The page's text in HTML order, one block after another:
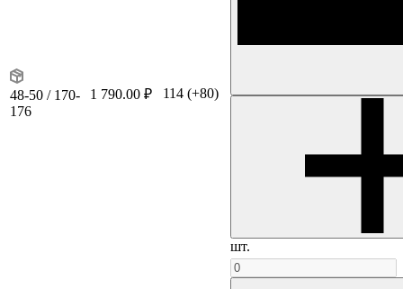
48-50 / 170-
176
1 790.00 ₽ 114 (+80)
шт.